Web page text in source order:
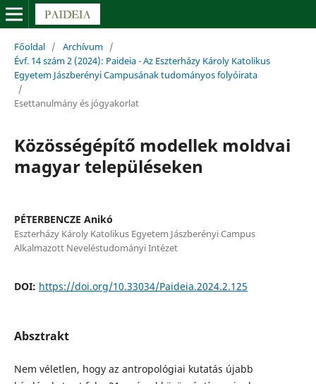
Főoldal / Archívum /
Évf. 14 szám 2 (2024): Paideia - Az Eszterházy Károly Katolikus
Egyetem Jászberényi Campusának tudományos folyóirata
/
Esettanulmány és jógyakorlat
Közösségépítő modellek moldvai
magyar településeken
PÉTERBENCZE Anikó
Eszterházy Károly Katolikus Egyetem Jászberényi Campus
Alkalmazott Neveléstudományi Intézet
DOI: https://doi.org/10.33034/Paideia.2024.2.125
Absztrakt
Nem véletlen, hogy az antropológiai kutatás újabb